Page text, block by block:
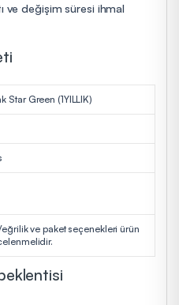
ve değişim süresi ihmal
Star Green (1YILLIK)
ve paket seçenekleri ürün